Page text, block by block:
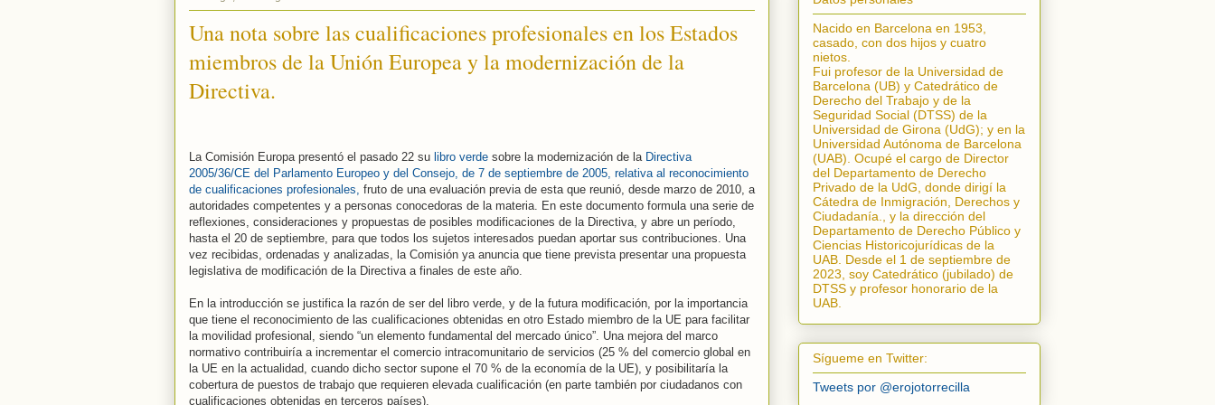
Una nota sobre las cualificaciones profesionales en los Estados
miembros de la Unión Europea y la modernización de la
Directiva.
La Comisión Europa presentó el pasado 22 su libro verde sobre la modernización de la Directiva
2005/36/CE del Parlamento Europeo y del Consejo, de 7 de septiembre de 2005, relativa al reconocimiento
de cualificaciones profesionales, fruto de una evaluación previa de esta que reunió, desde marzo de 2010, a
autoridades competentes y a personas conocedoras de la materia. En este documento formula una serie de
reflexiones, consideraciones y propuestas de posibles modificaciones de la Directiva, y abre un período,
hasta el 20 de septiembre, para que todos los sujetos interesados puedan aportar sus contribuciones. Una
vez recibidas, ordenadas y analizadas, la Comisión ya anuncia que tiene prevista presentar una propuesta
legislativa de modificación de la Directiva a finales de este año.
En la introducción se justifica la razón de ser del libro verde, y de la futura modificación, por la importancia
que tiene el reconocimiento de las cualificaciones obtenidas en otro Estado miembro de la UE para facilitar
la movilidad profesional, siendo “un elemento fundamental del mercado único”. Una mejora del marco
normativo contribuiría a incrementar el comercio intracomunitario de servicios (25 % del comercio global en
la UE en la actualidad, cuando dicho sector supone el 70 % de la economía de la UE), y posibilitaría la
cobertura de puestos de trabajo que requieren elevada cualificación (en parte también por ciudadanos con
cualificaciones obtenidas en terceros países).
Nacido en Barcelona en 1953,
casado, con dos hijos y cuatro
nietos.
Fui profesor de la Universidad de
Barcelona (UB) y Catedrático de
Derecho del Trabajo y de la
Seguridad Social (DTSS) de la
Universidad de Girona (UdG); y en la
Universidad Autónoma de Barcelona
(UAB). Ocupé el cargo de Director
del Departamento de Derecho
Privado de la UdG, donde dirigí la
Cátedra de Inmigración, Derechos y
Ciudadanía.
, y la dirección del
Departamento de Derecho Público y
Ciencias Historicojurídicas de la
UAB. Desde el 1 de septiembre de
2023, soy Catedrático (jubilado) de
DTSS y profesor honorario de la
UAB.
Sígueme en Twitter:
Tweets por @erojotorrecilla